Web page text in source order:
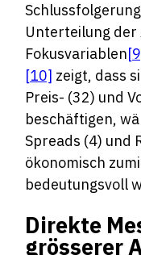
Unterteilung der
Fokusvariablen
[10] zeigt, dass
Preis- (32) und
beschäftigen,
Spreads (4) und
ökonomisch
bedeutungsvoll
Direkte
grösserer